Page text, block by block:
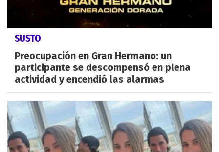
SUSTO
Preocupación en Gran Hermano: un
participante se descompensó en plena
actividad y encendió las alarmas